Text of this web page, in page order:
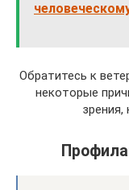
Обратитесь к
некоторые